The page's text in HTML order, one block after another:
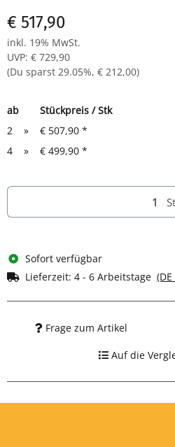
Komplett montiert und verschweißt
€ 517,90
inkl. 19% MwSt.
UVP: € 729,90
(Du sparst 29.05%, € 212,00)
ab
Stückpreis / Stk
2
» € 507,90 *
4
» € 499,90 *
Sofort verfügbar
Lieferzeit: 4 - 6 Arbeitstage
Frage zum Artikel
Auf die